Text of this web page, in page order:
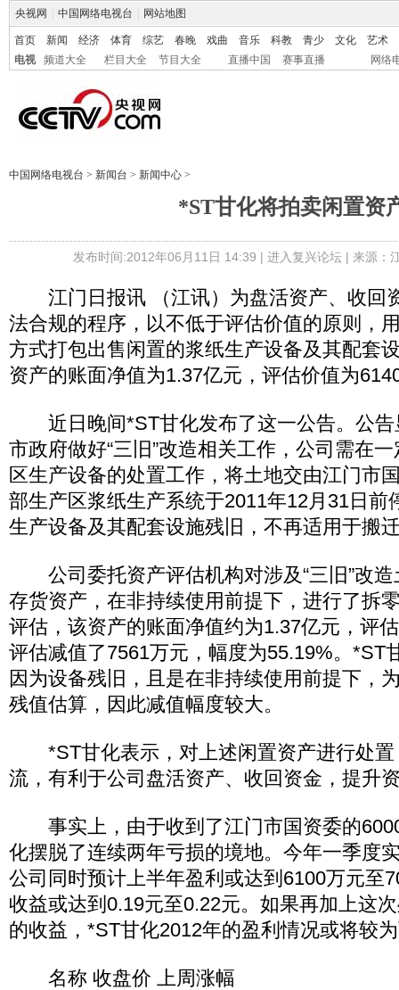
央视网 中国网络电视台 网站地图
首页 新闻 经济 体育 综艺 春晚 戏曲 音乐 科教 青少 文化
艺术
电视
频道大全 栏目大全 节目大全 直播中国 赛事直播 网络
中国网络电视台 > 新闻台 > 新闻中心 >
*ST甘化将拍卖闲置资
发布时间:2012年06月11日 14:39 | 进入复兴论坛| 来源：
江门日报讯 （江讯）为盘活资产、收回
法合规的程序，以不低于评估价值的原则，
方式打包出售闲置的浆纸生产设备及其配套
资产的账面净值为1.37亿元，评估价值为
近日晚间*ST甘化发布了这一公告。公告
市政府做好“三旧”改造相关工作，公司需在
区生产设备的处置工作，将土地交由江门市
部生产区浆纸生产系统于2011年12月31日前
生产设备及其配套设施残旧，不再适用于搬
公司委托资产评估机构对涉及“三旧”改造
存货资产，在非持续使用前提下，进行了拆
评估，该资产的账面净值约为1.37亿元，评
评估减值了7561万元，幅度为55.19%。*ST
因为设备残旧，且是在非持续使用前提下，
残值估算，因此减值幅度较大。
*ST甘化表示，对上述闲置资产进行处置
流，有利于公司盘活资产、收回资金，提升
事实上，由于收到了江门市国资委的
化摆脱了连续两年亏损的境地。今年一季度
公司同时预计上半年盈利或达到6100万元至
收益或达到0.19元至0.22元。如果再加上这
的收益，*ST甘化2012年的盈利情况或将较
名称 收盘价 上周涨幅